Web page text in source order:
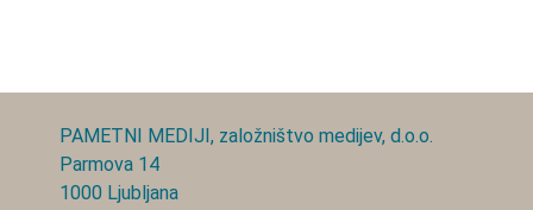
PAMETNI MEDIJI, založništvo medijev, d.o.o.
Parmova 14
1000 Ljubljana